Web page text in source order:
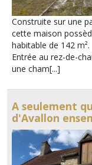
Construite sur une
cette maison
habitable de 142 m².
Entrée au rez-de-
une cham[...]
A seulement
d'Avallon